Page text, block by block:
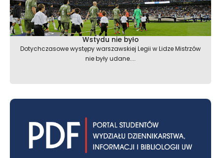
Wstydu nie było
Dotychczasowe występy warszawskiej Legii w Lidze Mistrzów
nie były udane....